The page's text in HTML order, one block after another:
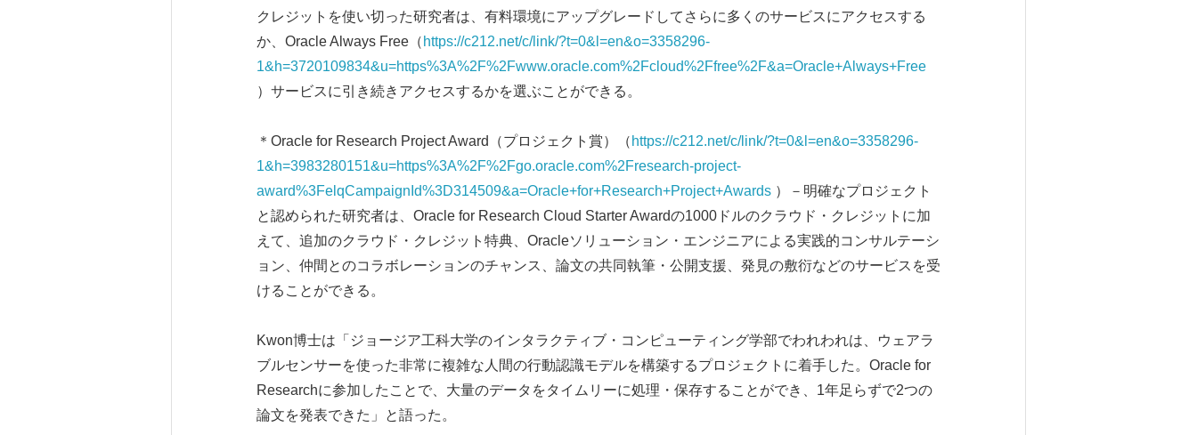
クレジットを使い切った研究者は、有料環境にアップグレードしてさらに多くのサービスにアクセスする
か、Oracle Always Free（ https://c212.net/c/link/?t=0&l=en&o=3358296-
1&h=3720109834&u=https%3A%2F%2Fwww.oracle.com%2Fcloud%2Ffree%2F&a=Oracle+Always+Free
）サービスに引き続きアクセスするかを選ぶことができる。
＊Oracle for Research Project Award（プロジェクト賞）（ https://c212.net/c/link/?t=0&l=en&o=3358296-
1&h=3983280151&u=https%3A%2F%2Fgo.oracle.com%2Fresearch-project-
award%3FelqCampaignId%3D314509&a=Oracle+for+Research+Project+Awards）－明確なプロジェクト
と認められた研究者は、Oracle for Research Cloud Starter Awardの1000ドルのクラウド・クレジットに加
えて、追加のクラウド・クレジット特典、Oracleソリューション・エンジニアによる実践的コンサルテーシ
ョン、仲間とのコラボレーションのチャンス、論文の共同執筆・公開支援、発見の敷衍などのサービスを受
けることができる。
Kwon博士は「ジョージア工科大学のインタラクティブ・コンピューティング学部でわれわれは、ウェアラ
ブルセンサーを使った非常に複雑な人間の行動認識モデルを構築するプロジェクトに着手した。Oracle for
Researchに参加したことで、大量のデータをタイムリーに処理・保存することができ、1年足らずで2つの
論文を発表できた」と語った。